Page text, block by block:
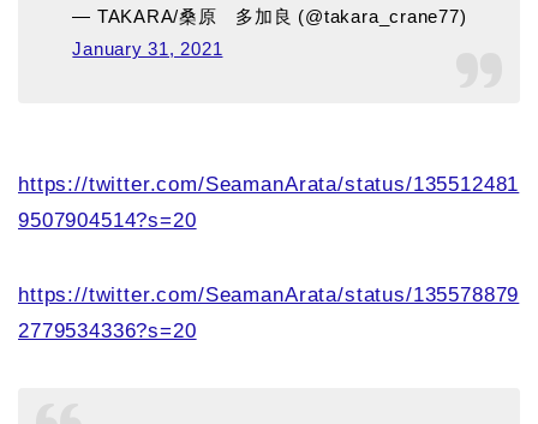
— TAKARA/桑原 多加良 (@takara_crane77)
January 31, 2021
https://twitter.com/SeamanArata/status/135512481
9507904514?s=20
https://twitter.com/SeamanArata/status/135578879
2779534336?s=20